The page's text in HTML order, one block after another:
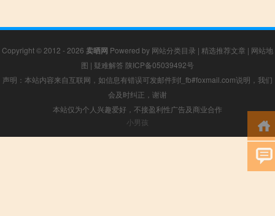
Copyright © 2012 - 2026 卖晒网 Powered by 网站分类目录 | 精选推荐文章 | 网站地
图 | 疑难解答 陕ICP备05039492号
声明：本站内容来自互联网，如信息有错误可发邮件到f_fb#foxmail.com说明，我们
会及时纠正，谢谢
本站仅为个人兴趣爱好，不接盈利性广告及商业合作
小男孩